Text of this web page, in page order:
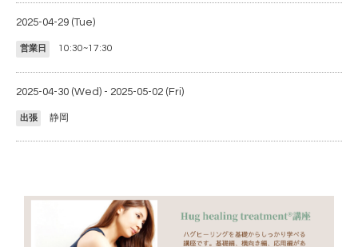
2025-04-29 (Tue)
営業日 10:30~17:30
2025-04-30 (Wed) - 2025-05-02 (Fri)
出張 静岡